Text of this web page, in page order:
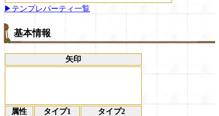
▶テンプレパーティ一覧
基本情報
矢印
属性 タイプ1 タイプ2